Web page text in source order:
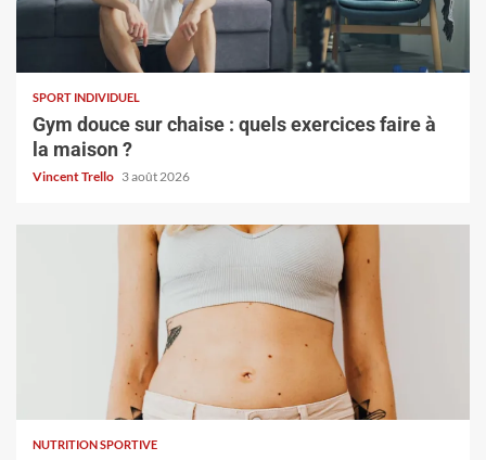
SPORT INDIVIDUEL
Gym douce sur chaise : quels exercices faire à
la maison ?
Vincent Trello 3 août 2026
NUTRITION SPORTIVE